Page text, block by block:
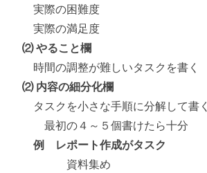
実際の困難度
実際の満足度
⑵ やること欄
時間の調整が難しいタスクを書く
⑵ 内容の細分化欄
タスクを小さな手順に分解して書く
最初の４～５個書けたら十分
例 レポート作成がタスク
資料集め